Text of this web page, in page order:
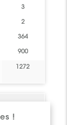
!
3
2
364
900
1272